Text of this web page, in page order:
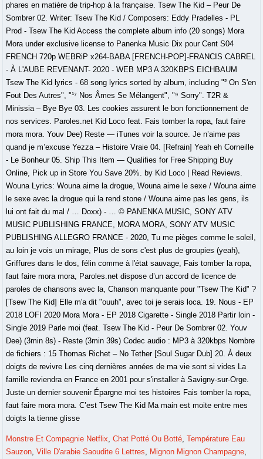
phares en matière de trip-hop à la française. Tsew The Kid – Peur De
Sombrer 02. Writer: Tsew The Kid / Composers: Eddy Pradelles - PL
Prod - Tsew The Kid Access the complete album info (20 songs) Mora
Mora under exclusive license to Panenka Music Dix pour Cent S04
FRENCH 720p WEBRiP x264-BABA [FRENCH-POP]-FRANCIS CABREL
- À L'AUBE REVENANT- 2020 - WEB MP3 A 320KBPS EICHBAUM
Tsew The Kid lyrics - 68 song lyrics sorted by album, including "² On S'en
Fout Des Autres", "¹⁷ Nos Âmes Se Mélangent", "⁹ Sorry". T2R &
Minissia – Bye Bye 03. Les cookies assurent le bon fonctionnement de
nos services. Paroles.net Kid Loco feat. Fais tomber la ropa, faut faire
mora mora. Youv Dee) Reste — iTunes voir la source. Je n’aime pas
quand je m’excuse Yezza – Histoire Vraie 04. [Refrain] Yeah eh Corneille
- Le Bonheur 05. Ship This Item — Qualifies for Free Shipping Buy
Online, Pick up in Store You Save 20%. by Kid Loco | Read Reviews.
Wouna Lyrics: Wouna aime la drogue, Wouna aime le sexe / Wouna aime
le sexe avec la drogue qui la rend stone / Wouna aime pas les gens, ils
lui ont fait du mal / … Doxx) - … © PANENKA MUSIC, SONY ATV
MUSIC PUBLISHING FRANCE, MORA MORA, SONY ATV MUSIC
PUBLISHING ALLEGRO FRANCE - 2020, Tu me pièges comme le soleil,
au loin je vois un mirage, Plus de sons c'est plus de groupies (yeah),
Griffures dans le dos, félin comme à l'état sauvage, Fais tomber la ropa,
faut faire mora mora, Paroles.net dispose d’un accord de licence de
paroles de chansons avec la, Chanson manquante pour "Tsew The Kid" ?
[Tsew The Kid] Elle m'a dit "ouuh", avec toi je serais loca. 19. Nous - EP
2018 LOFI 2020 Mora Mora - EP 2018 Cigarette - Single 2018 Partir loin -
Single 2019 Parle moi (feat. Tsew The Kid - Peur De Sombrer 02. Youv
Dee) (3min 8s) - Reste (3min 39s) Codec audio : MP3 à 320kbps Nombre
de fichiers : 15 Thomas Richet – No Tether [Soul Sugar Dub] 20. À deux
doigts de revivre Les cinq dernières années de ma vie sont si vides La
famille reviendra en France en 2001 pour s'installer à Savigny-sur-Orge.
Juste un dernier souvenir Épargne moi tes histoires Fais tomber la ropa,
faut faire mora mora. C’est Tsew The Kid Ma main est moite entre mes
doigts la tienne glisse
Monstre Et Compagnie Netflix,Chat Potté Ou Botté,Température Eau
Sauzon,Ville D'arabie Saoudite 6 Lettres, Mignon Mignon Champagne,